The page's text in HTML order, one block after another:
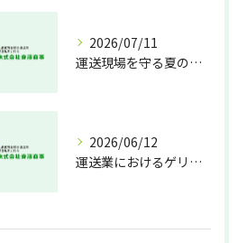
2026/07/11
運送現場を守る夏の熱中症対策
2026/06/12
運送業におけるゲリラ豪雨対策の実践法